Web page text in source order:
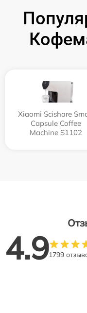
Xiaomi Scishare
Capsule Coffee
Machine S1102
4.91799